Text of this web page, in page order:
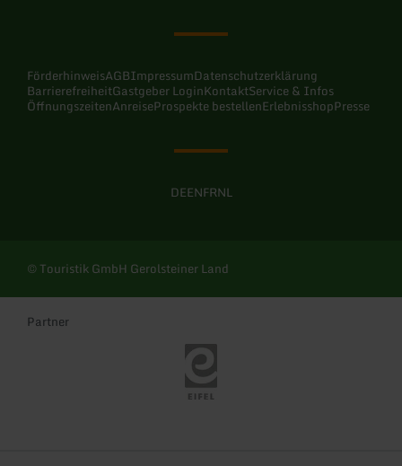
FörderhinweisAGBImpressumDatenschutzerklärung
BarrierefreiheitGastgeber LoginKontaktService & Infos
ÖffnungszeitenAnreiseProspekte bestellenErlebnisshopPresse
DEENFRNL
© Touristik GmbH Gerolsteiner Land
Partner
Eifel Tourismus